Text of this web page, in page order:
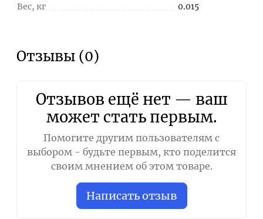
Вес, кг 0.015
Отзывы (0)
Отзывов ещё нет — ваш
может стать первым.
Помогите другим пользователям с
выбором - будьте первым, кто поделится
своим мнением об этом товаре.
Написать отзыв